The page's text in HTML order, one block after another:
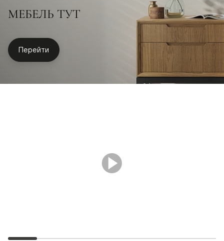
МЕБЕЛЬ ТУТ
Перейти